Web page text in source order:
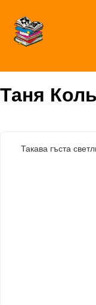
Таня
Такава гъста